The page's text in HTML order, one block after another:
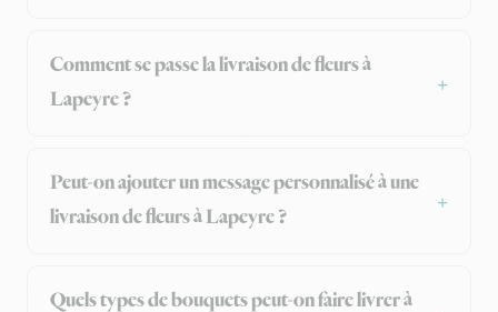
Comment se passe la livraison de fleurs à
Lapeyre ?
Peut-on ajouter un message personnalisé à une
livraison de fleurs à Lapeyre ?
Quels types de bouquets peut-on faire livrer à